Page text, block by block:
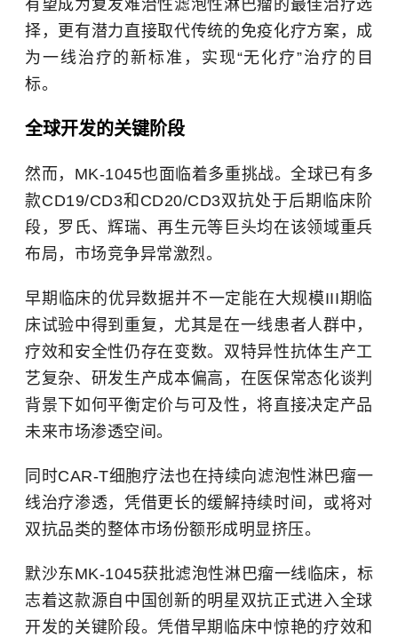
有望成为复发难治性滤泡性淋巴瘤的最佳治疗选
择，更有潜力直接取代传统的免疫化疗方案，成
为一线治疗的新标准，实现“无化疗”治疗的目
标。
全球开发的关键阶段
然而，MK-1045也面临着多重挑战。全球已有多
款CD19/CD3和CD20/CD3双抗处于后期临床阶
段，罗氏、辉瑞、再生元等巨头均在该领域重兵
布局，市场竞争异常激烈。
早期临床的优异数据并不一定能在大规模III期临
床试验中得到重复，尤其是在一线患者人群中，
疗效和安全性仍存在变数。双特异性抗体生产工
艺复杂、研发生产成本偏高，在医保常态化谈判
背景下如何平衡定价与可及性，将直接决定产品
未来市场渗透空间。
同时CAR-T细胞疗法也在持续向滤泡性淋巴瘤一
线治疗渗透，凭借更长的缓解持续时间，或将对
双抗品类的整体市场份额形成明显挤压。
默沙东MK-1045获批滤泡性淋巴瘤一线临床，标
志着这款源自中国创新的明星双抗正式进入全球
开发的关键阶段。凭借早期临床中惊艳的疗效和